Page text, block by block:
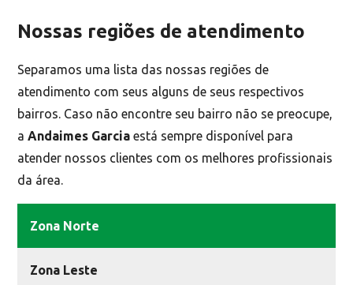
Nossas regiões de atendimento
Separamos uma lista das nossas regiões de
atendimento com seus alguns de seus respectivos
bairros. Caso não encontre seu bairro não se preocupe,
aAndaimes Garcia está sempre disponível para
atender nossos clientes com os melhores profissionais
da área.
Zona Norte
Zona Leste